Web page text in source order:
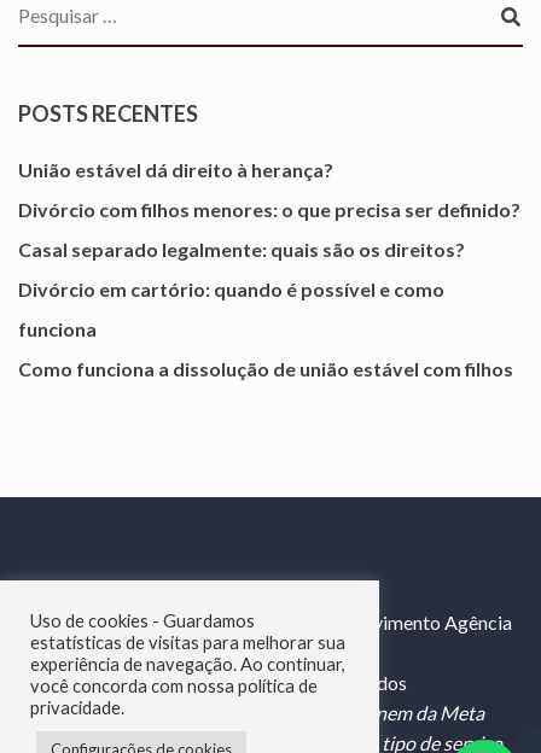
POSTS RECENTES
União estável dá direito à herança?
Divórcio com filhos menores: o que precisa ser definido?
Casal separado legalmente: quais são os direitos?
Divórcio em cartório: quando é possível e como
funciona
Como funciona a dissolução de união estável com filhos
© Copyright 2025 Adv Gomes - Desenvolvimento Agência
Webby -
Criação de Sites para Advogados
"Esse site não faz parte do Google LLC nem da Meta
Platforms, Inc. e não oferecemos nenhum tipo de serviço
Uso de cookies - Guardamos
estatísticas de visitas para melhorar sua
experiência de navegação. Ao continuar,
você concorda com nossa política de
privacidade.